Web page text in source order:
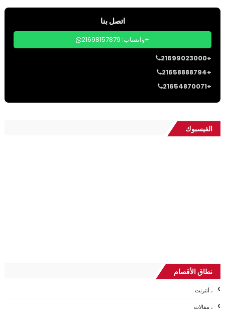
اتصل بنا
واتساب: 21698157879+
21699023000+
21658888794+
21654870071+
الفيسبوك
نطاق الأقصام
، أنترنت
، مقالات